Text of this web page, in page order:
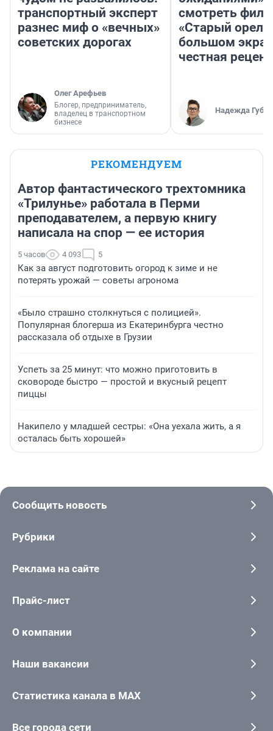
транспортный эксперт
разнес миф о «вечных»
советских дорогах
Олег Арефьев
Блогер, предприниматель,
владелец в транспортном
бизнесе
смотреть
«Старый орел»
большом
честная
Надежда
РЕКОМЕНДУЕМ
Автор фантастического трехтомника
«Трилунье» работала в Перми
преподавателем, а первую книгу
написала на спор — ее история
5 часов 4 093 5
Как за август подготовить огород к зиме и не
потерять урожай — советы агронома
«Было страшно столкнуться с полицией».
Популярная блогерша из Екатеринбурга честно
рассказала об отдыхе в Грузии
Успеть за 25 минут: что можно приготовить в
сковороде быстро — простой и вкусный рецепт
пиццы
Накипело у младшей сестры: «Она уехала жить, а я
осталась быть хорошей»
Сообщить новость
Рубрики
Реклама на сайте
Прайс-лист
О компании
Наши вакансии
Статистика канала в MAX
Все города сети